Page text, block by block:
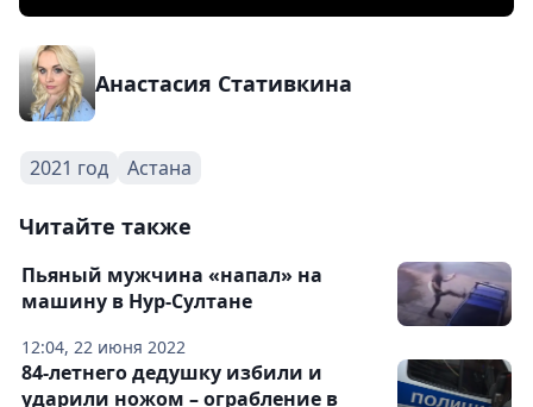
Анастасия Стативкина
2021 год Астана
Читайте также
12:04, 22 июня 2022
Пьяный мужчина «напал» на
машину в Нур-Султане
84-летнего дедушку избили и
ударили ножом – ограбление в